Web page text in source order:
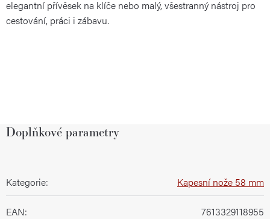
elegantní přívěsek na klíče nebo malý, všestranný nástroj pro
cestování, práci i zábavu.
Doplňkové parametry
Kategorie: Kapesní nože 58 mm
EAN: 7613329118955